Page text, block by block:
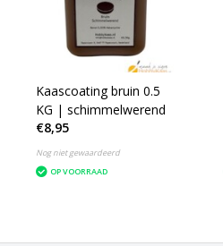
Kaascoating bruin 0.5
KG | schimmelwerend
€8,95
Nog niet gewaardeerd
OP VOORRAAD